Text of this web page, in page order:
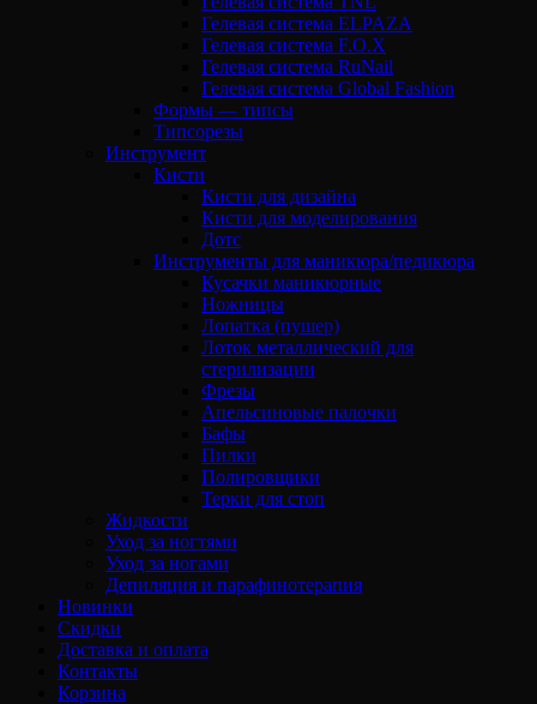
Гелевая система ELPAZA
Гелевая система F.O.X
Гелевая система RuNail
Гелевая система Global Fashion
Формы — типсы
Типсорезы
Инструмент
Кисти
Кисти для дизайна
Кисти для моделирования
Дотс
Инструменты для маникюра/педикюра
Кусачки маникюрные
Ножницы
Лопатка (пушер)
Лоток металлический для
стерилизации
Фрезы
Апельсиновые палочки
Бафы
Пилки
Полировщики
Терки для стоп
Жидкости
Уход за ногтями
Уход за ногами
Депиляция и парафинотерапия
Новинки
Скидки
Доставка и оплата
Контакты
Корзина